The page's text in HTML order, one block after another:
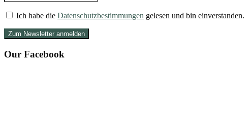
Ich habe die Datenschutzbestimmungen gelesen und bin einverstanden.
Our Facebook